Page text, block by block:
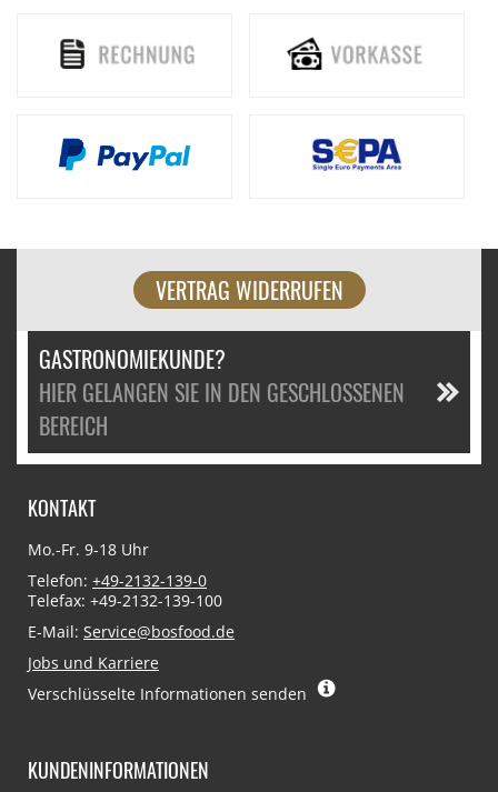
VERTRAG WIDERRUFEN
GASTRONOMIEKUNDE?
HIER GELANGEN SIE IN DEN GESCHLOSSENEN
BEREICH
KONTAKT
Mo.-Fr. 9-18 Uhr
Telefon: +49-2132-139-0
Telefax: +49-2132-139-100
E-Mail: Service@bosfood.de
Jobs und Karriere
Verschlüsselte Informationen senden
KUNDENINFORMATIONEN